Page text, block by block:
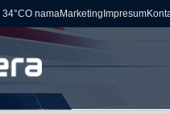
34°CO namaMarketing Impresum